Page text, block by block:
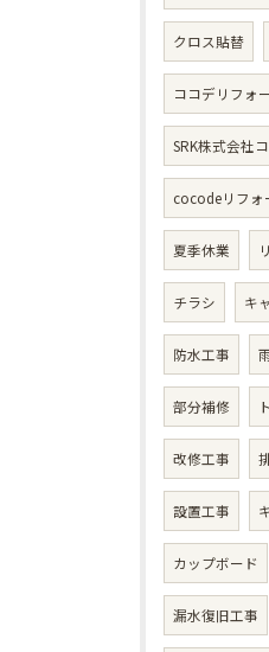
クロス貼替
ココデリフォ
SRK株式会社
cocodeリフォ
夏季休業
チラシ キ
防水工事
部分補修
改修工事
設置工事
カップボード
漏水復旧工事